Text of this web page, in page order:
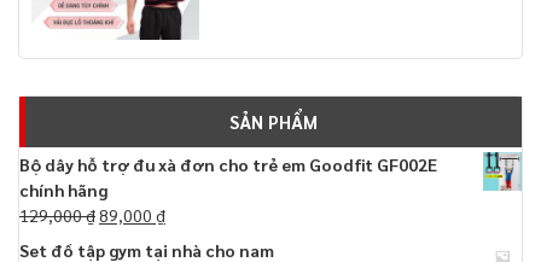
SẢN PHẨM
Bộ dây hỗ trợ đu xà đơn cho trẻ em Goodfit GF002E
chính hãng
129,000₫89,000 ₫
Set đồ tập gym tại nhà cho nam